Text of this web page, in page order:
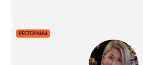
RMA показала мне ту дорогу,
РЕСТОРАНЫ